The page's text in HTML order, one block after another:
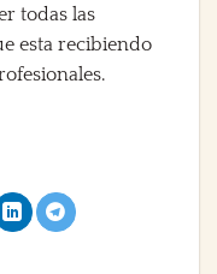
todas las
esta recibiendo